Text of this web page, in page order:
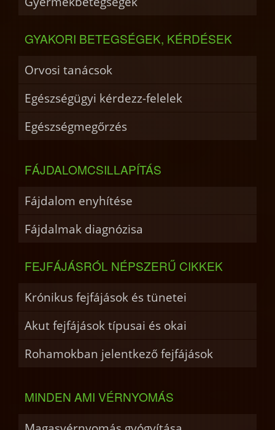
GYAKORI BETEGSÉGEK, KÉRDÉSEK
Orvosi tanácsok
Egészségügyi kérdezz-felelek
Egészségmegőrzés
FÁJDALOMCSILLAPÍTÁS
Fájdalom enyhítése
Fájdalmak diagnózisa
FEJFÁJÁSRÓL NÉPSZERŰ CIKKEK
Krónikus fejfájások és tünetei
Akut fejfájások típusai és okai
Rohamokban jelentkező fejfájások
MINDEN AMI VÉRNYOMÁS